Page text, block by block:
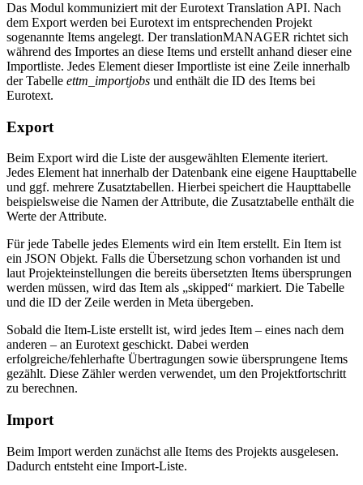
Das Modul kommuniziert mit der Eurotext Translation API. Nach
dem Export werden bei Eurotext im entsprechenden Projekt
sogenannte Items angelegt. Der translationMANAGER richtet sich
während des Importes an diese Items und erstellt anhand dieser eine
Importliste. Jedes Element dieser Importliste ist eine Zeile innerhalb
der Tabelle ettm_importjobs und enthält die ID des Items bei
Eurotext.
Export
Beim Export wird die Liste der ausgewählten Elemente iteriert.
Jedes Element hat innerhalb der Datenbank eine eigene Haupttabelle
und ggf. mehrere Zusatztabellen. Hierbei speichert die Haupttabelle
beispielsweise die Namen der Attribute, die Zusatztabelle enthält die
Werte der Attribute.
Für jede Tabelle jedes Elements wird ein Item erstellt. Ein Item ist
ein JSON Objekt. Falls die Übersetzung schon vorhanden ist und
laut Projekteinstellungen die bereits übersetzten Items übersprungen
werden müssen, wird das Item als „skipped“ markiert. Die Tabelle
und die ID der Zeile werden in Meta übergeben.
Sobald die Item-Liste erstellt ist, wird jedes Item – eines nach dem
anderen – an Eurotext geschickt. Dabei werden
erfolgreiche/fehlerhafte Übertragungen sowie übersprungene Items
gezählt. Diese Zähler werden verwendet, um den Projektfortschritt
zu berechnen.
Import
Beim Import werden zunächst alle Items des Projekts ausgelesen.
Dadurch entsteht eine Import-Liste.